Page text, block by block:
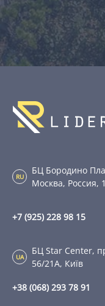
RU
БЦ Бородино
Москва, Россия,
+7 (925) 228 98 15
UA
БЦ Star Center,
56/21А, Київ
+38 (068) 293 78 91